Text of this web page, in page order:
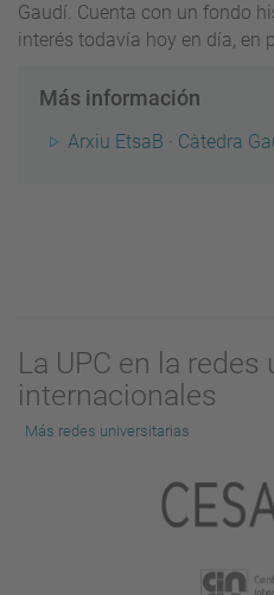
Gaudí. Cuenta con un fondo
interés todavía hoy en día, en
Más información
Arxiu EtsaB · Càtedra
La UPC en la
internacionales
Más redes universitarias